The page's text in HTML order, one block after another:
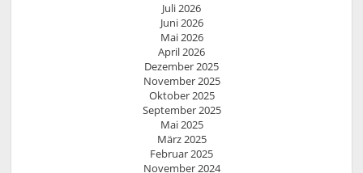
Juli 2026
Juni 2026
Mai 2026
April 2026
Dezember 2025
November 2025
Oktober 2025
September 2025
Mai 2025
März 2025
Februar 2025
November 2024